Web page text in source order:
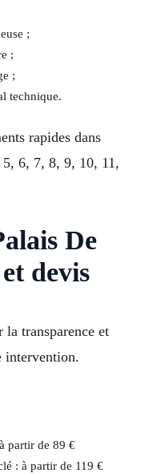
;
;
;
technique.
rapides dans
6, 7, 8, 9, 10, 11,
De
devis
transparence et
intervention.
partir de 89 €
: à partir de 119 €